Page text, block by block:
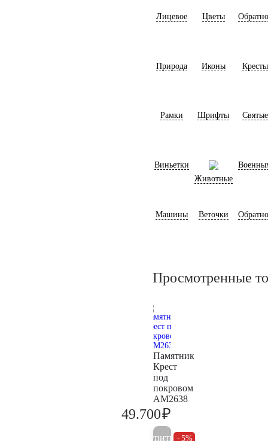
Лицевое Цветы
Природа Иконы Кресты
Рамки Шрифты Святые
Виньетки
Животные
Машины Веточки
Просмотренные
Памятник
Крест
под
покровом
AM2638
49.700₽
Купить 5%